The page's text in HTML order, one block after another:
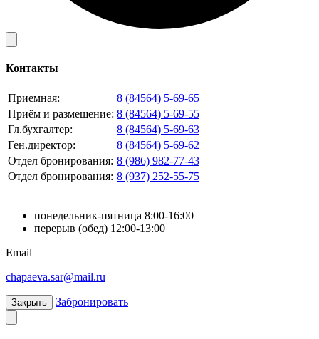
Контакты
Приемная:
8 (84564) 5-69-65
Приём и размещение: 8 (84564) 5-69-55
Гл.бухгалтер:
8 (84564) 5-69-63
Ген.директор:
8 (84564) 5-69-62
Отдел бронирования: 8 (986) 982-77-43
Отдел бронирования: 8 (937) 252-55-75
понедельник-пятница 8:00-16:00
перерыв (обед) 12:00-13:00
Email
chapaeva.sar@mail.ru
Закрыть Забронировать